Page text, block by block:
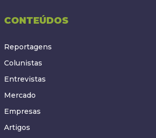
CONTEÚDOS
Reportagens
Colunistas
Entrevistas
Mercado
Empresas
Artigos